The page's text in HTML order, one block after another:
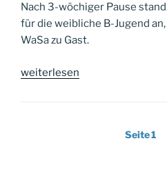
Nach 3-wöchiger Pause
für die weibliche B-Jugend
WaSa zu Gast.
„Souveräner
weiterlesen
Seitennummerierung
Seite1